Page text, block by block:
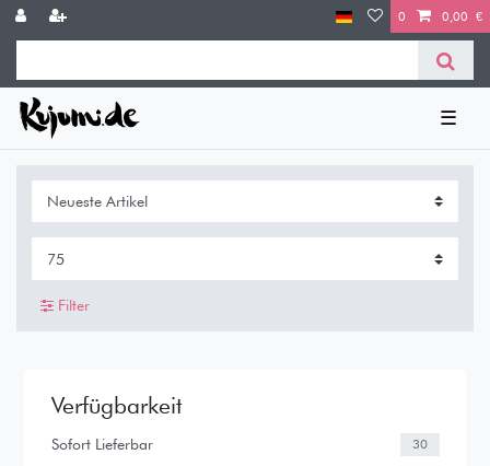
0 0,00 €
☰
Filter
Verfügbarkeit
Sofort Lieferbar 30